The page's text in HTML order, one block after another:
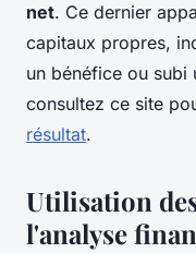
net. Ce dernier
capitaux propres,
un bénéfice ou subi
consultez ce site
résultat.
Utilisation
l'analyse